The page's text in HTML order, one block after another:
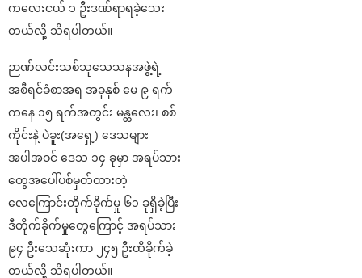
ကလေးငယ် ၁ ဦးဒဏ်ရာရခဲ့သေး
တယ်လို့ သိရပါတယ်။
ဉာဏ်လင်းသစ်သုသေသနအဖွဲ့ရဲ့
အစီရင်ခံစာအရ အခုနှစ် မေ ၉ ရက်
ကနေ ၁၅ ရက်အတွင်း မန္တလေး၊ စစ်
ကိုင်းနဲ့ ပဲခူး(အရှေ့) ဒေသများ
အပါအဝင် ဒေသ ၁၄ ခုမှာ အရပ်သား
တွေအပေါ်ပစ်မှတ်ထားတဲ့
လေကြောင်းတိုက်ခိုက်မှု ၆၁ ခုရှိခဲ့ပြီး
ဒီတိုက်ခိုက်မှုတွေကြောင့် အရပ်သား
၉၄ ဦးသေဆုံးကာ ၂၄၅ ဦးထိခိုက်ခဲ့
တယ်လို့ သိရပါတယ်။